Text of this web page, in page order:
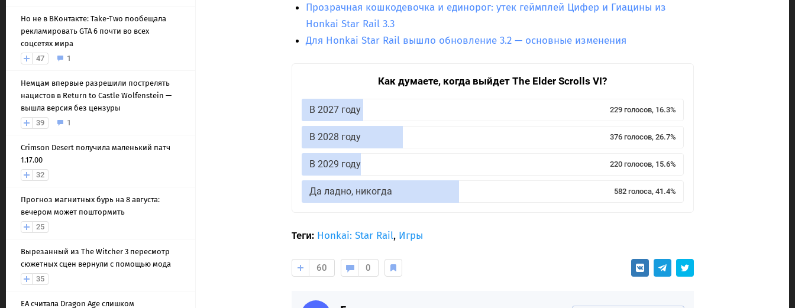
Но не в ВКонтакте: Take-Two пообещала
рекламировать GTA 6 почти во всех
соцсетях мира
47
1
Немцам впервые разрешили пострелять
нацистов в Return to Castle Wolfenstein —
вышла версия без цензуры
39
1
Crimson Desert получила маленький патч
1.17.00
32
Прогноз магнитных бурь на 8 августа:
вечером может поштормить
25
Вырезанный из The Witcher 3 пересмотр
сюжетных сцен вернули с помощью мода
35
EA считала Dragon Age слишком
Прозрачная кошкодевочка и единорог: утек геймплей Цифер и Гиацины из
Honkai Star Rail 3.3
Для Honkai Star Rail вышло обновление 3.2 — основные изменения
Как думаете, когда выйдет The Elder Scrolls VI?
В 2027 году 229 голосов, 16.3%
В 2028 году 376 голосов, 26.7%
В 2029 году 220 голосов, 15.6%
Да ладно, никогда 582 голоса, 41.4%
Теги: Honkai: Star Rail, Игры
60 0